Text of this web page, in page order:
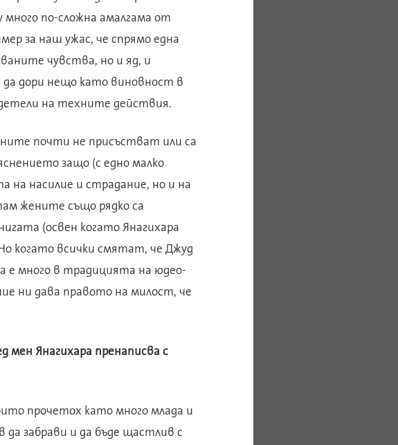
по-сложна амалгама от
за наш ужас, че спрямо една
чувства, но и яд, и
да дори нещо като виновност в
на техните действия.
почти не присъстват или са
защо (с едно малко
на насилие и страдание, но и на
жените също рядко са
(освен когато Янагихара
когато всички смятат, че Джуд
е много в традицията на юдео-
ни дава правото на милост, че
Янагихара пренаписва с
прочетох като много млада и
забрави и да бъде щастлив с